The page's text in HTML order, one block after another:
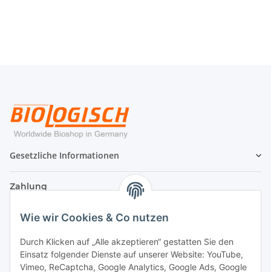
Wie wir Cookies & Co nutzen
Durch Klicken auf „Alle akzeptieren“ gestatten Sie den
Einsatz folgender Dienste auf unserer Website: YouTube,
Vimeo, ReCaptcha, Google Analytics, Google Ads, Google
Gesetzliche Informationen
Zahlung